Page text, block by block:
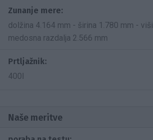
Zunanje mere:
dolžina 4.164 mm - širina 1.780 mm -
medosna razdalja 2.566 mm
Prtljažnik:
400l
Naše meritve